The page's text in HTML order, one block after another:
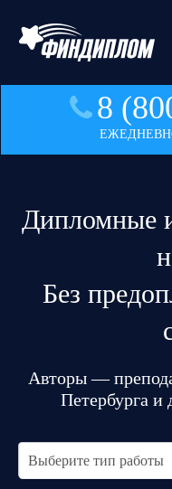
8
Дипломные
Без
Авторы —
Петербурга и
Выберите тип работы